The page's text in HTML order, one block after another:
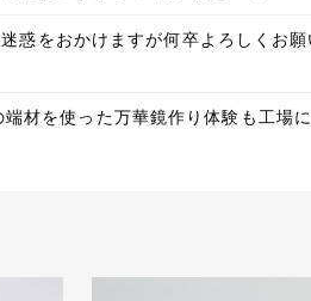
ければ幸いです！
惑をおかけますが何卒よろしくお
材を使った万華鏡作り体験も工場